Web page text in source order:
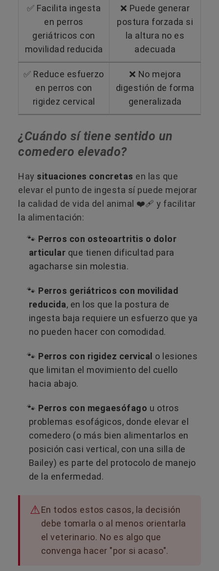
✅ Facilita ingesta
en perros
geriátricos con
movilidad reducida
❌ Puede generar
postura forzada si
la altura no es
adecuada
✅ Reduce esfuerzo
en perros con
rigidez cervical
❌ No mejora
digestión de forma
generalizada
¿Cuándo sí tiene sentido un
comedero elevado?
Hay situaciones concretas ​ en las que
elevar el punto de ingesta sí puede mejorar
la calidad de vida del animal ❤️‍🩹 y facilitar
la alimentación:
🐾 Perros con osteoartritis o dolor
articular que tienen dificultad para
agacharse sin molestia.
🐾 Perros geriátricos con movilidad
reducida, en los que la postura de
ingesta baja requiere un esfuerzo que ya
no pueden hacer con comodidad.
🐾 Perros con rigidez cervical o lesiones
que limitan el movimiento del cuello
hacia abajo.
🐾 Perros con megaesófago u otros
problemas esofágicos, donde elevar el
comedero (o más bien alimentarlos en
posición casi vertical, con una silla de
Bailey) es parte del protocolo de manejo
de la enfermedad.
En todos estos casos, la decisión
debe tomarla o al menos orientarla
el veterinario. No es algo que
convenga hacer "por si acaso".